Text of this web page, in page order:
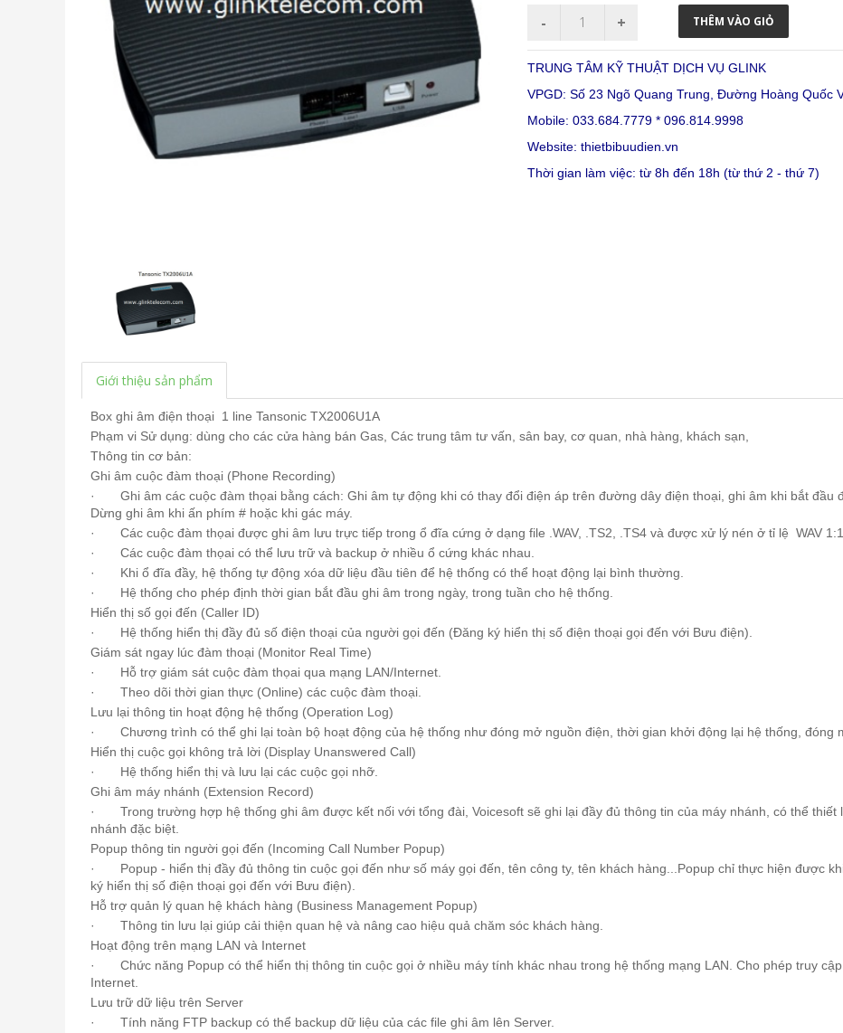
TRUNG TÂM KỸ THUẬT DỊCH VỤ GLINK
VPGD: Số 23 Ngõ Quang Trung, Đường Hoàng Quốc
Mobile: 033.684.7779 * 096.814.9998
Website: thietbibuudien.vn
Thời gian làm việc: từ 8h đến 18h (từ thứ 2 - thứ 7)
Giới thiệu sản phẩm
Box ghi âm điện thoại 1 line Tansonic TX2006U1A
Phạm vi Sử dụng: dùng cho các cửa hàng bán Gas, Các trung tâm tư vấn, sân bay, cơ quan, nhà hàng, khách sạn,
Thông tin cơ bản:
Ghi âm cuộc đàm thoại (Phone Recording)
· Ghi âm các cuộc đàm thọai bằng cách: Ghi âm tự động khi có thay đổi điện áp trên đường dây điện thoại , ghi âm khi bắt đầu
Dừng ghi âm khi ấn phím # hoặc khi gác máy.
· Các cuộc đàm thọai được ghi âm lưu trực tiếp trong ổ đĩa cứng ở dạng file .WAV, .TS2, .TS4 và được xử lý nén ở tỉ lệ WAV 1:1
· Các cuộc đàm thọai có thể lưu trữ và backup ở nhiều ổ cứng khác nhau.
· Khi ổ đĩa đầy, hệ thống tự động xóa dữ liệu đầu tiên để hệ thống có thể hoạt động lại bình thường.
· Hệ thống cho phép định thời gian bắt đầu ghi âm trong ngày, trong tuần cho hệ thống.
Hiển thị số gọi đến (Caller ID)
· Hệ thống hiển thị đầy đủ số điện thoại của người gọi đến (Đăng ký hiển thị số điện thoại gọi đến với Bưu điện).
Giám sát ngay lúc đàm thoại (Monitor Real Time)
· Hỗ trợ giám sát cuộc đàm thọai qua mạng LAN/Internet.
· Theo dõi thời gian thực (Online) các cuộc đàm thoại.
Lưu lại thông tin hoạt động hệ thống (Operation Log)
· Chương trình có thể ghi lại toàn bộ hoạt động của hệ thống như đóng mở nguồn điện, thời gian khởi động lại hệ thống, đóng
Hiển thị cuộc gọi không trả lời (Display Unanswered Call)
· Hệ thống hiển thị và lưu lại các cuộc gọi nhỡ.
Ghi âm máy nhánh (Extension Record)
· Trong trường hợp hệ thống ghi âm được kết nối với tổng đài, Voicesoft sẽ ghi lại đầy đủ thông tin của máy nhánh, có thể
nhánh đặc biệt.
Popup thông tin người gọi đến (Incoming Call Number Popup)
· Popup - hiển thị đầy đủ thông tin cuộc gọi đến như số máy gọi đến, tên công ty, tên khách hàng...Popup chỉ thực hiện được
ký hiển thị số điện thoại gọi đến với Bưu điện).
Hỗ trợ quản lý quan hệ khách hàng (Business Management Popup)
· Thông tin lưu lại giúp cải thiện quan hệ và nâng cao hiệu quả chăm sóc khách hàng.
Hoạt động trên mạng LAN và Internet
· Chức năng Popup có thể hiển thị thông tin cuộc gọi ở nhiều máy tính khác nhau trong hệ thống mạng LAN. Cho phép truy
Internet.
Lưu trữ dữ liệu trên Server
· Tính năng FTP backup có thể backup dữ liệu của các file ghi âm lên Server.